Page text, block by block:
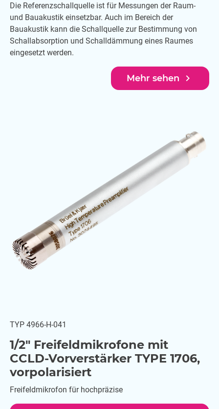
Die Referenzschallquelle ist für Messungen der Raum-
und Bauakustik einsetzbar. Auch im Bereich der
Bauakustik kann die Schallquelle zur Bestimmung von
Schallabsorption und Schalldämmung eines Raumes
eingesetzt werden.
Mehr sehen navigate_next
TYP 4966-H-041
1/2" Freifeldmikrofone mit
CCLD-Vorverstärker TYPE 1706,
vorpolarisiert
Freifeldmikrofon für hochpräzise